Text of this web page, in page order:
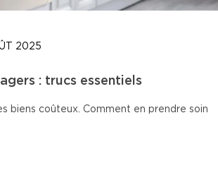
2025
: trucs essentiels
biens coûteux. Comment en prendre soin